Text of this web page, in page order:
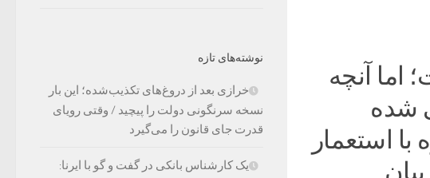
اما آنچه
شده
استعمار
نوشته‌های تازه
خرازی بعد از دروغ‌های تکذیب‌شده؛ این بار
نسخه سرنگونی دولت را پیچید / وقتی رویای
قدرت جای قانون را می‌گیرد
یک کارشناس بانکی در گفت و گو با ایرنا: